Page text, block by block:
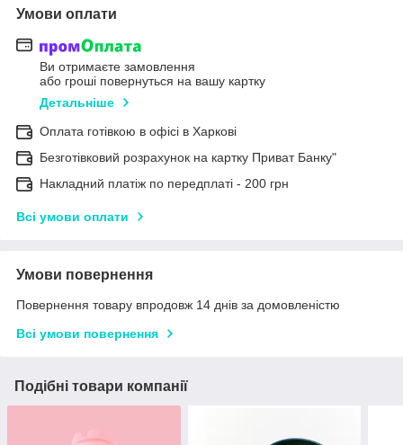
Умови оплати
Ви отримаєте замовлення
або гроші повернуться на вашу картку
Детальніше
Оплата готівкою в офісі в Харкові
Безготівковий розрахунок на картку Приват Банку"
Накладний платіж по передплаті - 200 грн
Всі умови оплати
Умови повернення
Повернення товару впродовж 14 днів за домовленістю
Всі умови повернення
Подібні товари компанії